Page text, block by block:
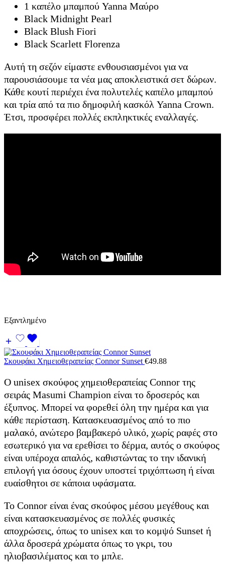
1 καπέλο μπαμπού Yanna Μαύρο
Black Midnight Pearl
Black Blush Fiori
Black Scarlett Florenza
Αυτή τη σεζόν είμαστε ενθουσιασμένοι για να
παρουσιάσουμε τα νέα μας αποκλειστικά σετ δώρων.
Κάθε κουτί περιέχει ένα πολυτελές καπέλο μπαμπού
και τρία από τα πιο δημοφιλή κασκόλ Yanna Crown.
Έτσι, προσφέρει πολλές εκπληκτικές εναλλαγές.
Εξαντλημένο
Σκουφάκι Χημειοθεραπείας Connor Sunset €49.88
Ο unisex σκούφος χημειοθεραπείας Connor της
σειράς Masumi Champion είναι το δροσερός και
έξυπνος. Μπορεί να φορεθεί όλη την ημέρα και για
κάθε περίσταση. Κατασκευασμένος από το πιο
μαλακό, ανώτερο βαμβακερό υλικό, χωρίς ραφές στο
εσωτερικό για να ερεθίσει το δέρμα, αυτός ο σκούφος
είναι υπέροχα απαλός, καθιστώντας το την ιδανική
επιλογή για όσους έχουν υποστεί τριχόπτωση ή είναι
ευαίσθητοι σε κάποια υφάσματα.
Το Connor είναι ένας σκούφος μέσου μεγέθους και
είναι κατασκευασμένος σε πολλές φυσικές
αποχρώσεις, όπως το unisex και το κομψό Sunset ή
άλλα δροσερά χρώματα όπως το γκρι, του
ηλιοβασιλέματος και το μπλε.